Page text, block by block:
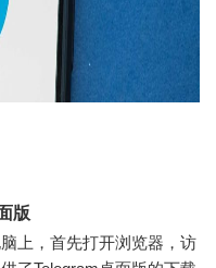
版
上，首先打开浏览器，访